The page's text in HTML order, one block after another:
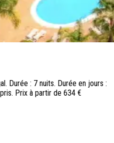
Durée : 7 nuits. Durée en jours :
Prix à partir de 634 €